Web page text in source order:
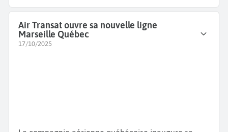
Air Transat ouvre sa nouvelle ligne
Marseille Québec
17/10/2025